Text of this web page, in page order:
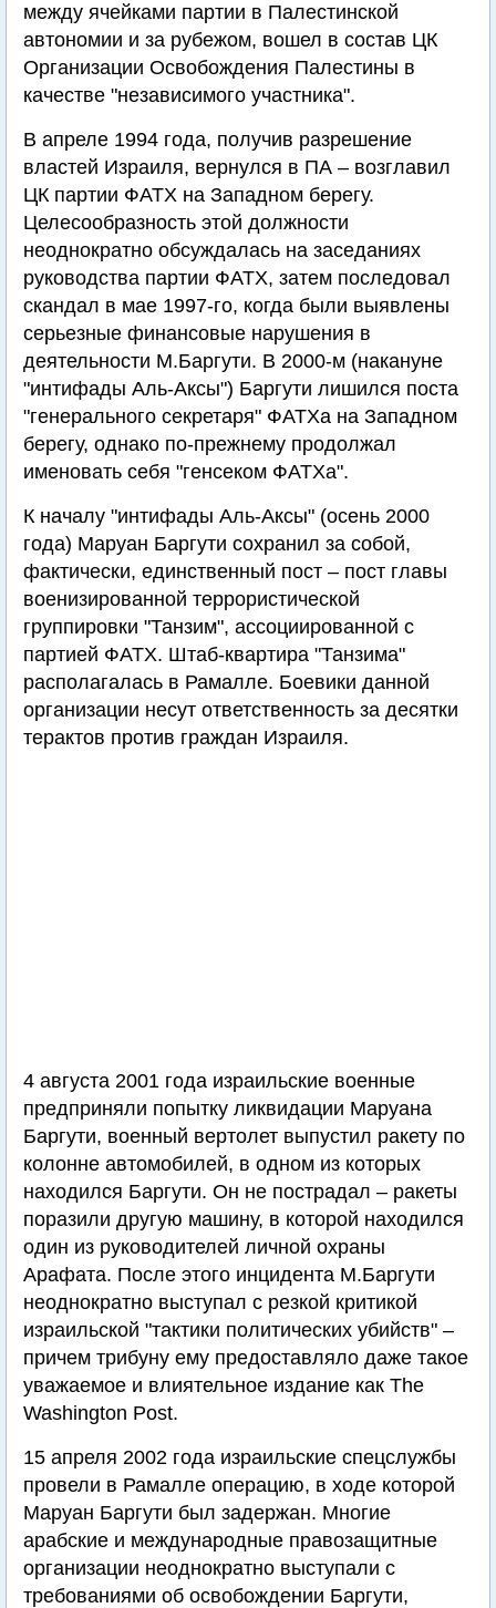
между ячейками партии в Палестинской
автономии и за рубежом, вошел в состав ЦК
Организации Освобождения Палестины в
качестве "независимого участника".
В апреле 1994 года, получив разрешение
властей Израиля, вернулся в ПА – возглавил
ЦК партии ФАТХ на Западном берегу.
Целесообразность этой должности
неоднократно обсуждалась на заседаниях
руководства партии ФАТХ, затем последовал
скандал в мае 1997-го, когда были выявлены
серьезные финансовые нарушения в
деятельности М.Баргути. В 2000-м (накануне
"интифады Аль-Аксы") Баргути лишился поста
"генерального секретаря" ФАТХа на Западном
берегу, однако по-прежнему продолжал
именовать себя "генсеком ФАТХа".
К началу "интифады Аль-Аксы" (осень 2000
года) Маруан Баргути сохранил за собой,
фактически, единственный пост – пост главы
военизированной террористической
группировки "Танзим", ассоциированной с
партией ФАТХ. Штаб-квартира "Танзима"
располагалась в Рамалле. Боевики данной
организации несут ответственность за десятки
терактов против граждан Израиля.
4 августа 2001 года израильские военные
предприняли попытку ликвидации Маруана
Баргути, военный вертолет выпустил ракету по
колонне автомобилей, в одном из которых
находился Баргути. Он не пострадал – ракеты
поразили другую машину, в которой находился
один из руководителей личной охраны
Арафата. После этого инцидента М.Баргути
неоднократно выступал с резкой критикой
израильской "тактики политических убийств" –
причем трибуну ему предоставляло даже такое
уважаемое и влиятельное издание как The
Washington Post.
15 апреля 2002 года израильские спецслужбы
провели в Рамалле операцию, в ходе которой
Маруан Баргути был задержан. Многие
арабские и международные правозащитные
организации неоднократно выступали с
требованиями об освобождении Баргути,